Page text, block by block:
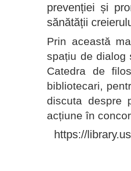
prevenției și
sănătății
Prin această
spațiu de dialog
Catedra de
bibliotecari,
discuta despre
acțiune în
https://